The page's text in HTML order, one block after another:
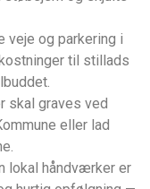
veje og parkering i
til stillads
skal graves ved
eller lad
lokal håndværker er